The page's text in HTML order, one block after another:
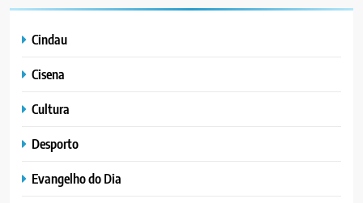
Cindau
Cisena
Cultura
Desporto
Evangelho do Dia